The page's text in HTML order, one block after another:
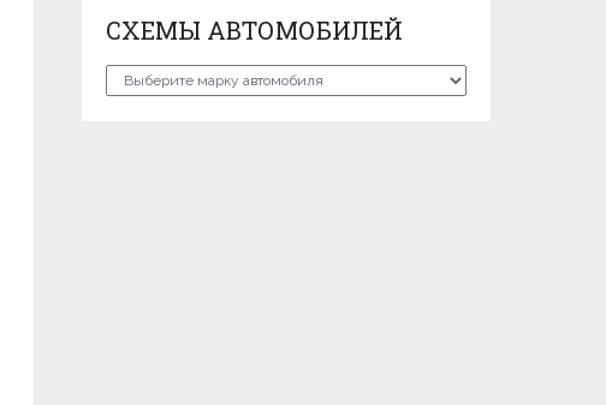
СХЕМЫ АВТОМОБИЛЕЙ
Схемы